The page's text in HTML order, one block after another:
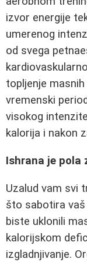
izvor energije
umerenog
od svega
topljenje
vremenski
visokog
kalorija i nakon
Ishrana je pola
Uzalud vam svi
što sabotira
biste uklonili
kalorijskom
izgladnjivanje.